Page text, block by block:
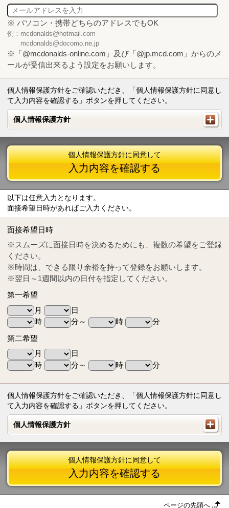
※ パソコン・携帯どちらのアドレスでもOK
例：mcdonalds@hotmail.com
mcdonalds@docomo.ne.jp
※「@mcdonalds-online.com」及び「@jp.mcd.com」からのメ
ールが受信出来るよう設定をお願いします。
個人情報保護方針をご確認いただき、「個人情報保護方針に同意し
て入力内容を確認する」ボタンを押してください。
個人情報保護方針
個人情報保護方針
Tel
0570-55-0314
個人情報保護方針に同意して
入力内容を確認する
以下は任意入力となります。
面接希望日時があればご入力ください。
面接希望日時
※スムーズに面接日時を決めるためにも、複数の希望をご登録
ください。
※時間は、できる限り余裕を持って登録をお願いします。
※翌日～1週間以内の日付を指定してください。
第一希望
月
日
時
分～ 時
分
第二希望
月
日
時
分～ 時 分
個人情報保護方針をご確認いただき、「個人情報保護方針に同意し
て入力内容を確認する」ボタンを押してください。
個人情報保護方針
個人情報保護方針
個人情報保護方針に同意して
入力内容を確認する
ページの先頭へ